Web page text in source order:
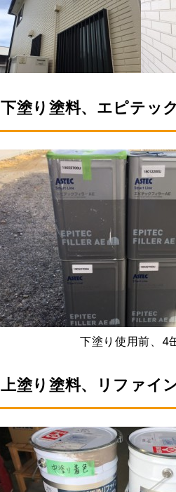
下塗り塗料、エピテッ
下塗り使用前、4
上塗り塗料、リファイ